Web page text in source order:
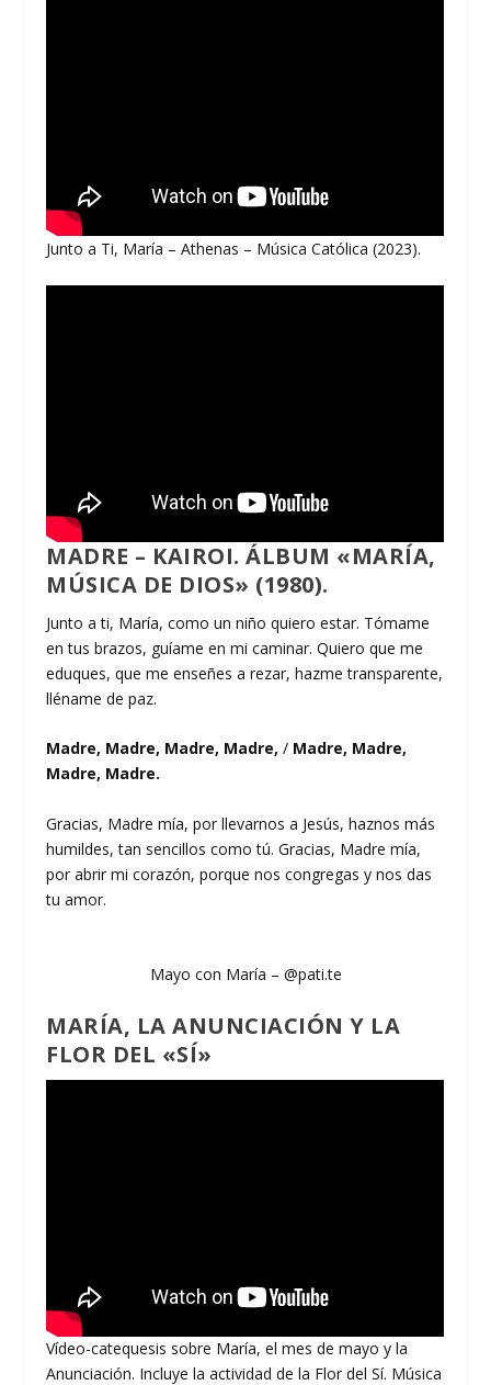
Junto a Ti, María – Athenas – Música Católica (2023).
MADRE – KAIROI. ÁLBUM «MARÍA,
MÚSICA DE DIOS» (1980).
Junto a ti, María, como un niño quiero estar. Tómame
en tus brazos, guíame en mi caminar. Quiero que me
eduques, que me enseñes a rezar, hazme transparente,
lléname de paz.
Madre, Madre, Madre, Madre,/ Madre, Madre,
Madre, Madre.
Gracias, Madre mía, por llevarnos a Jesús, haznos más
humildes, tan sencillos como tú. Gracias, Madre mía,
por abrir mi corazón, porque nos congregas y nos das
tu amor.
Mayo con María – @pati.te
MARÍA, LA ANUNCIACIÓN Y LA
FLOR DEL «SÍ»
Vídeo-catequesis sobre María, el mes de mayo y la
Anunciación. Incluye la actividad de la Flor del Sí. Música